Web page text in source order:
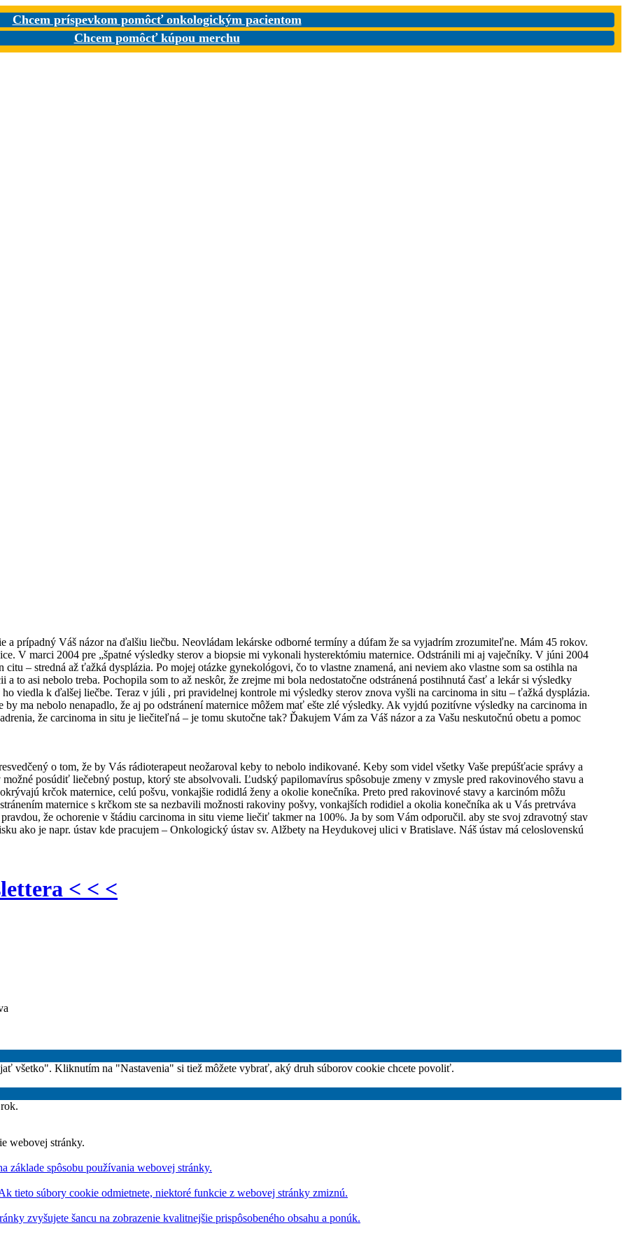
Chcem príspevkom pomôcť onkologickým pacientom
Chcem pomôcť kúpou merchu
a prípadný Váš názor na ďalšiu liečbu. Neovládam lekárske odborné termíny a dúfam že sa vyjadrím zrozumiteľne. Mám 45 rokov.
V marci 2004 pre „špatné výsledky sterov a biopsie mi vykonali hysterektómiu maternice. Odstránili mi aj vaječníky. V júni 2004
– stredná až ťažká dysplázia. Po mojej otázke gynekológovi, čo to vlastne znamená, ani neviem ako vlastne som sa ostihla na
to asi nebolo treba. Pochopila som to až neskôr, že zrejme mi bola nedostatočne odstránená postihnutá časť a lekár si výsledky
viedla k ďalšej liečbe. Teraz v júli , pri pravidelnej kontrole mi výsledky sterov znova vyšli na carcinoma in situ – ťažká dysplázia.
ma nebolo nenapadlo, že aj po odstránení maternice môžem mať ešte zlé výsledky. Ak vyjdú pozitívne výsledky na carcinoma in
že carcinoma in situ je liečiteľná – je tomu skutočne tak? Ďakujem Vám za Váš názor a za Vašu neskutočnú obetu a pomoc
o tom, že by Vás rádioterapeut neožaroval keby to nebolo indikované. Keby som videl všetky Vaše prepúšťacie správy a
posúdiť liečebný postup, ktorý ste absolvovali. Ľudský papilomavírus spôsobuje zmeny v zmysle pred rakovinového stavu a
krčok maternice, celú pošvu, vonkajšie rodidlá ženy a okolie konečníka. Preto pred rakovinové stavy a karcinóm môžu
maternice s krčkom ste sa nezbavili možnosti rakoviny pošvy, vonkajších rodidiel a okolia konečníka ak u Vás pretrváva
že ochorenie v štádiu carcinoma in situ vieme liečiť takmer na 100%. Ja by som Vám odporučil. aby ste svoj zdravotný stav
ako je napr. ústav kde pracujem – Onkologický ústav sv. Alžbety na Heydukovej ulici v Bratislave. Náš ústav má celoslovenskú
< < <
všetko". Kliknutím na "Nastavenia" si tiež môžete vybrať, aký druh súborov cookie chcete povoliť.
webovej stránky.
spôsobu používania webovej stránky.
tieto súbory cookie odmietnete, niektoré funkcie z webovej stránky zmiznú.
zvyšujete šancu na zobrazenie kvalitnejšie prispôsobeného obsahu a ponúk.